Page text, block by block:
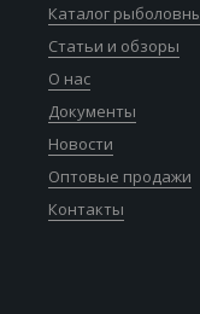
Каталог
Статьи и обзоры
О нас
Документы
Новости
Оптовые продажи
Контакты